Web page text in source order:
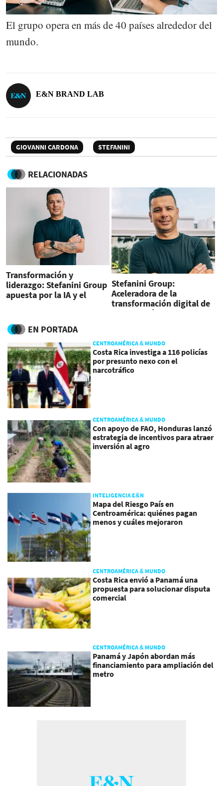
El grupo opera en más de 40 países alrededor del
mundo.
E&N BRAND LAB
GIOVANNI CARDONA STEFANINI
RELACIONADAS
Transformación y
liderazgo: Stefanini Group
apuesta por la IA y el
Stefanini Group:
Aceleradora de la
transformación digital de
Centroamérica
EN PORTADA
CENTROAMÉRICA & MUNDO
Costa Rica investiga a 116 policías
por presunto nexo con el
narcotráfico
CENTROAMÉRICA & MUNDO
Con apoyo de FAO, Honduras lanzó
estrategia de incentivos para atraer
inversión al agro
INTELIGENCIA E&N
Mapa del Riesgo País en
Centroamérica: quiénes pagan
menos y cuáles mejoraron
CENTROAMÉRICA & MUNDO
Costa Rica envió a Panamá una
propuesta para solucionar disputa
comercial
CENTROAMÉRICA & MUNDO
Panamá y Japón abordan más
financiamiento para ampliación del
metro